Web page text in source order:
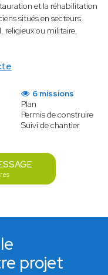
et la réhabilitation
situés en secteurs
religieux ou militaire,
6 missions
Plan
Permis de construire
Suivi de chantier
projet